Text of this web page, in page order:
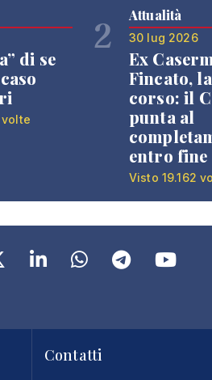
di se
volte
2 Attualità
30 lug 2026
Ex
Fincato,
corso: il
punta al
entro fine
Visto 19.162
Contatti